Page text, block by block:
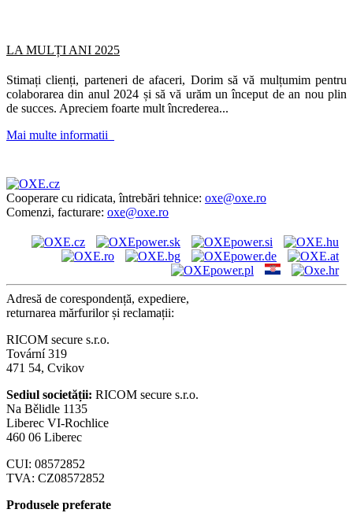
LA MULȚI ANI 2025
Stimați clienți, parteneri de afaceri, Dorim să vă mulțumim pentru
colaborarea din anul 2024 și să vă urăm un început de an nou plin
de succes. Apreciem foarte mult încrederea...
Mai multe informatii
Cooperare cu ridicata, întrebări tehnice: oxe@oxe.ro
Comenzi, facturare: oxe@oxe.ro
Adresă de corespondență, expediere,
returnarea mărfurilor și reclamații:
RICOM secure s.r.o.
Tovární 319
471 54, Cvikov
Sediul societății: RICOM secure s.r.o.
Na Bělidle 1135
Liberec VI-Rochlice
460 06 Liberec
CUI: 08572852
TVA: CZ08572852
Produsele preferate